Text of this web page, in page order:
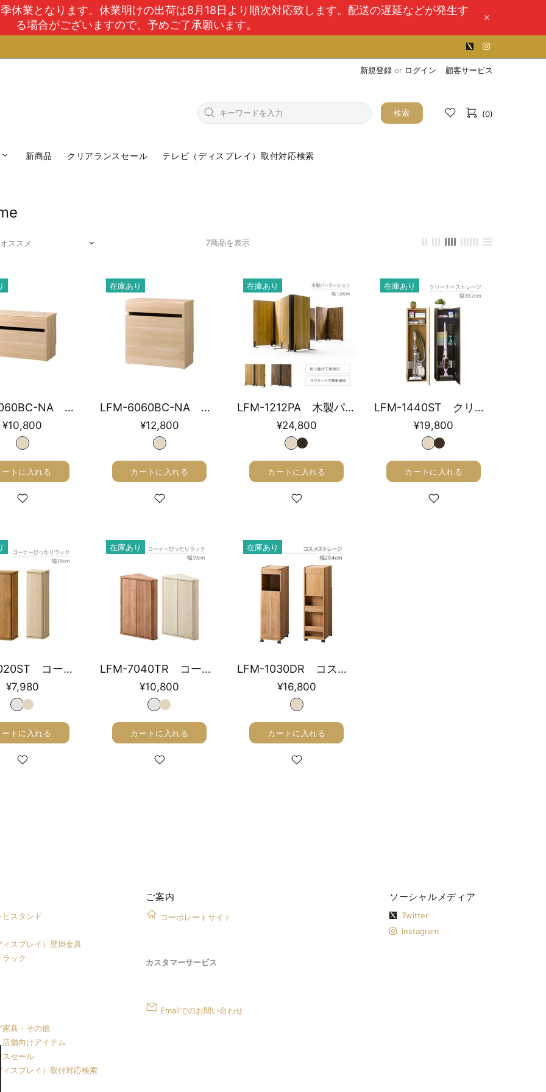
業となります。休業明けの出荷は8月18日より順次対応致します。配送の遅延などが発生す
る場合がございますので、予めご了承願います。
新規登録 or ログイン 顧客サービス
検索 (0)
新商品 クリアランスセール テレビ（ディスプレイ）取付対応検索
7商品を表示
LFM-4060BC-NA ベンチボックス 幅59cm高さ41.1cm
¥10,800
ートに入れる
在庫あり
LFM-6060BC-NA ベンチボックス 幅59cm高さ61.1cm
¥12,800
カートに入れる
在庫あり
LFM-1212PA 木製パーテーション 幅120cm
¥24,800
カートに入れる
在庫あり
LFM-1440ST クリーナーストレージ 幅39.2cm
¥19,800
カートに入れる
LFM-7020ST コーナーぴったりラック 幅19cm
¥7,980
ートに入れる
在庫あり
LFM-7040TR コーナーぴったりラック 幅39cm
¥10,800
カートに入れる
在庫あり
LFM-1030DR コスメストレージ 幅29.4cm
¥16,800
カートに入れる
スタンド
ィスプレイ）壁掛金具
ック
家具・その他
舗向けアイテム
スセール
ィスプレイ）取付対応検索
ご案内
コーポレートサイト
カスタマーサービス
Emailでのお問い合わせ
ソーシャルメディア
Twitter
Instagram